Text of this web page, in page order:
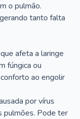
o pulmão.
tanto falta
afeta a laringe
fúngica ou
ao engolir
por vírus
pulmões. Pode ter